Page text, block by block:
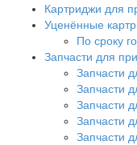
Картриджи для
Уценённые
По сроку
Запчасти для
Запчасти
Запчасти
Запчасти
Запчасти
Запчасти